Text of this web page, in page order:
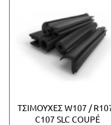
ΤΣΙΜΟΎΧΕΣ W107 /
C107 SLC COUPÉ